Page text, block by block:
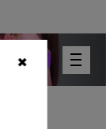
✖